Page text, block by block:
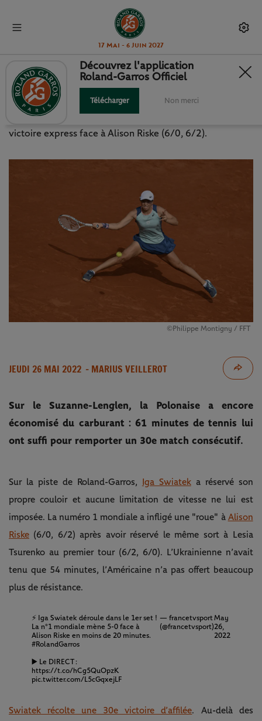
17 Mai - 6 Juin 2027
SWIATEK GARDE LE RYTHME
Iga Swiatek file au troisième tour au terme d'une
victoire express face à Alison Riske (6/0, 6/2).
©Philippe Montigny / FFT
JEUDI 26 MAI 2022 - MARIUS VEILLEROT
Sur le Suzanne-Lenglen, la Polonaise a encore
économisé du carburant : 61 minutes de tennis lui
ont suffi pour remporter un 30e match consécutif.
Sur la piste de Roland-Garros, Iga Swiateka réservé son
propre couloir et aucune limitation de vitesse ne lui est
imposée. La numéro 1 mondiale a infligé une "roue" à Alison
Riske (6/0, 6/2) après avoir réservé le même sort à Lesia
Tsurenko au premier tour (6/2, 6/0). L’Ukrainienne n’avait
tenu que 54 minutes, l’Américaine n’a pas offert beaucoup
plus de résistance.
⚡️ Iga Swiatek déroule dans le 1er set !
La n°1 mondiale mène 5-0 face à
Alison Riske en moins de 20 minutes.
#RolandGarros
▶️ Le DIRECT :
https://t.co/hCg5QuOpzK
pic.twitter.com/L5cGqxejLF
— francetvsport
(@francetvsport)
May
26,
2022
Swiatek récolte une 30e victoire d’affilée. Au-delà des
Découvrez l'application
Roland-Garros Officiel
Télécharger Non merci